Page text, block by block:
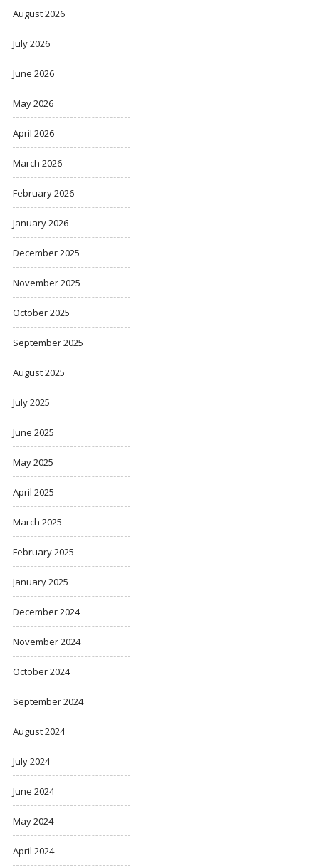
August 2026
July 2026
June 2026
May 2026
April 2026
March 2026
February 2026
January 2026
December 2025
November 2025
October 2025
September 2025
August 2025
July 2025
June 2025
May 2025
April 2025
March 2025
February 2025
January 2025
December 2024
November 2024
October 2024
September 2024
August 2024
July 2024
June 2024
May 2024
April 2024